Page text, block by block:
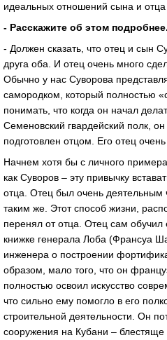
идеальных отношений сына и
- Расскажите об этом подробнее.
- Должен сказать, что отец и сын
друга оба. И отец очень много
Обычно у нас Суворова
самородком, который полностью
понимать, что когда он начал
Семеновский гвардейский полк,
подготовлен отцом. Его отец
Начнем хотя бы с личного
как Суворов – эту привычку
отца. Отец был очень
таким же. Этот способ жизни,
перенял от отца. Отец сам обучил
книжке генерала Лоба (Франсуа
инженера о построении
образом, мало того, что он
полностью освоил искусство
что сильно ему помогло в его
строительной деятельности. Он
сооружения на Кубани – блестяще